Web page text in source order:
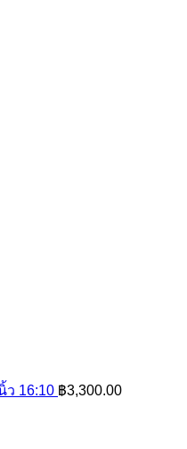
ว 16:10 ฿3,300.00